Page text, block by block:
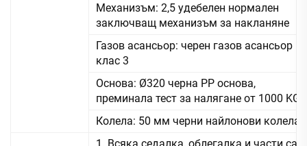
Механизъм: 2,5 удебелен нормален
заключващ механизъм за накланяне
Газов асансьор: черен газов асансьор
клас 3
Основа: Ø320 черна PP основа,
преминала тест за налягане от 1000 KG
Колела: 50 мм черни найлонови колела
1. Всяка седалка, облегалка и части са